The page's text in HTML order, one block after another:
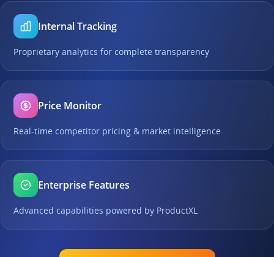
Internal Tracking
Proprietary analytics for complete transparency
Price Monitor
Real-time competitor pricing & market intelligence
Enterprise Features
Advanced capabilities powered by ProductXL